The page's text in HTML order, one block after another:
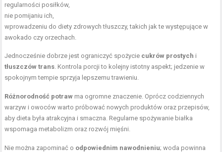
regularności posiłków,
nie pomijaniu ich,
wprowadzeniu do diety zdrowych tłuszczy, takich jak te występujące w
awokado czy orzechach.
Jednocześnie dobrze jest ograniczyć spożycie cukrów prostych i
tłuszczów trans . Kontrola porcji to kolejny istotny aspekt; jedzenie w
spokojnym tempie sprzyja lepszemu trawieniu.
Różnorodność potraw ma ogromne znaczenie. Oprócz codziennych
warzyw i owoców warto próbować nowych produktów oraz przepisów,
aby dieta była atrakcyjna i smaczna. Regularne spożywanie białka
wspomaga metabolizm oraz rozwój mięśni.
Nie można zapominać o odpowiednim nawodnieniu; woda powinna